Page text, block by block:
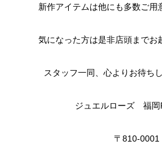
新作アイテムは他にも多数ご用
気になった方は是非店頭までお
スタッフ一同、心よりお待ち
ジュエルローズ 福岡
〒810-0001